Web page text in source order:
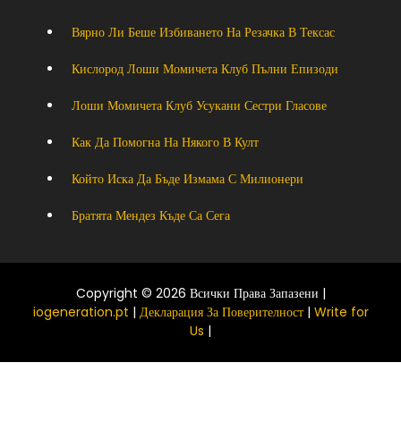
Вярно Ли Беше Избиването На Резачка В Тексас
Кислород Лоши Момичета Клуб Пълни Епизоди
Лоши Момичета Клуб Усукани Сестри Гласове
Как Да Помогна На Някого В Култ
Който Иска Да Бъде Измама С Милионери
Братята Мендез Къде Са Сега
Copyright © 2026 Всички Права Запазени |
iogeneration.pt | Декларация За Поверителност| Write for
Us |